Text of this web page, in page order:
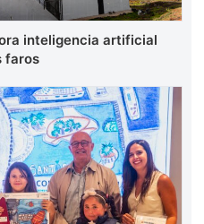
inteligencia artificial
faros